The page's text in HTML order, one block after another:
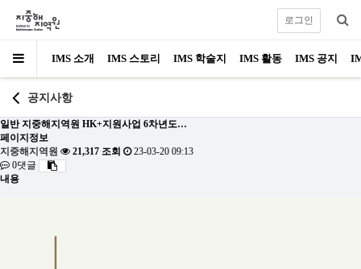
IMS 소개 IMS 스토리 IMS 학술지 IMS 활동 IMS 공지
로그인
공지사항
일반 지중해지역원 HK+지원사업 6차년도…
페이지정보
지중해지역원
21,317 조회
23-03-20 09:13
0댓글
내용